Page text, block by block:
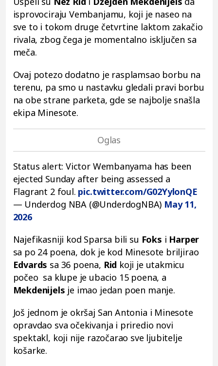
isprovociraju Vembanjamu, koji je naseo na
sve to i tokom druge četvrtine laktom zakačio
rivala, zbog čega je momentalno isključen sa
meča.
Ovaj potezo dodatno je rasplamsao borbu na
terenu, pa smo u nastavku gledali pravi borbu
na obe strane parketa, gde se najbolje snašla
ekipa Minesote.
Status alert: Victor Wembanyama has been
ejected Sunday after being assessed a
Flagrant 2 foul. pic.twitter.com/G02YylonQE
— Underdog NBA (@UnderdogNBA) May 11,
2026
Najefikasniji kod Sparsa bili su Foks i Harper
sa po 24 poena, dok je kod Minesote briljirao
Edvards sa 36 poena, Rid koji je utakmicu
počeo sa klupe je ubacio 15 poena, a
Mekdenijels je imao jedan poen manje.
Još jednom je okršaj San Antonia i Minesote
opravdao sva očekivanja i priredio novi
spektakl, koji nije razočarao sve ljubitelje
košarke.